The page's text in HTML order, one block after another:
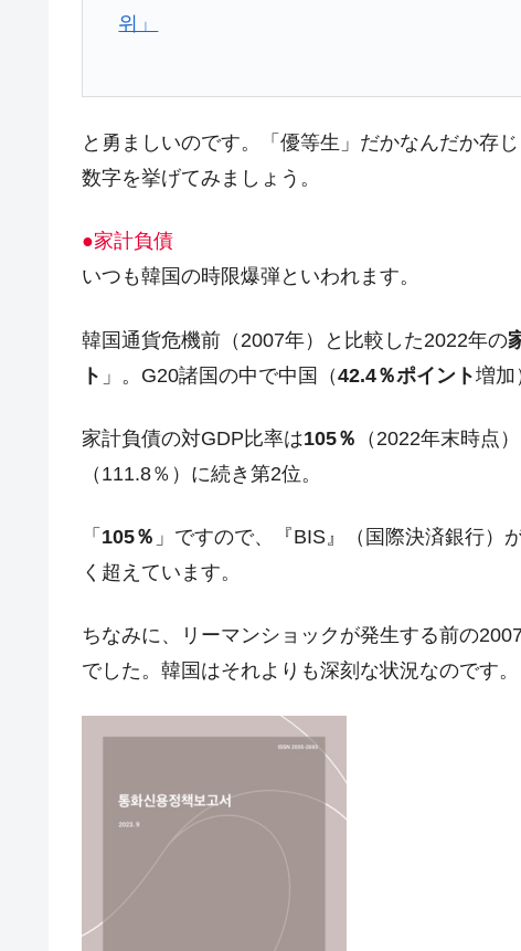
『Money1』
『Money1』
【速報】韓国株式市場の暴落・本日07月
発動！
『Money1』 IT産業は人を雇用する効果は低い。全産業
『Money1』
韓国化学企業最大手『ロッテケミカル』
『Money1』 韓国株式市場･暗黒の火曜日。サーキット
Fact1 日本の誇る海洋資源調査船『白嶺』は先進技術
Fact1 今話題の「楽天ライオンズ」とは？
Fact1 全て勝つといくら？ 競馬GI競走で勝利騎手がも
Fact1 平成仮面ライダーの意外すぎるモチーフとは？
Fact1 セレクトセールの高額取引馬が稼いだ金額とは？
위」
と勇ましいのです。「優等生」だかなんだか存
数字を挙げてみましょう。
●家計負債
いつも韓国の時限爆弾といわれます。
韓国通貨危機前（2007年）と比較した2022年の
ト 」。G20諸国の中で中国（42.4％ポイント増加
家計負債の対GDP比率は105％ （2022年末時点
（111.8％）に続き第2位。
「 105％ 」ですので、『BIS』（国際決済銀行）
く超えています。
ちなみに、リーマンショックが発生する前の
でした。韓国はそれよりも深刻な状況なのです。